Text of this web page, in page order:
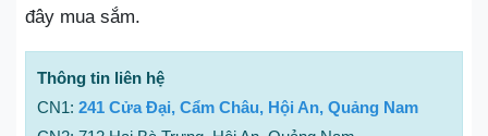
đây mua sắm.
Thông tin liên hệ
CN1: 241 Cửa Đại, Cẩm Châu, Hội An, Quảng Nam